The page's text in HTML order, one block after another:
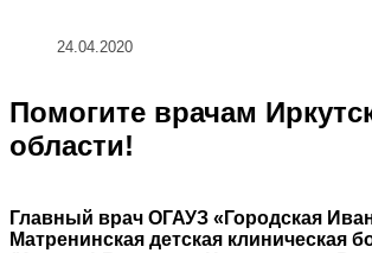
24.04.2020
Помогите врачам
области!
Главный врач ОГАУЗ «Городская
Матренинская детская клиническая